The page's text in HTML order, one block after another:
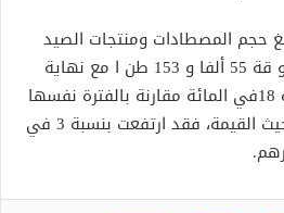
حجم المصطادات ومنتجات الصيد
الساحلي والتقليدي الم سو قة 55 ألفا و 153 طن ا مع نهاية
فبراير 2026، بانخفاض قدره 18في المائة مقارنة بالفترة نفسها
من العام السابق. أما من حيث القيمة، فقد ارتفعت بنسبة 3 في